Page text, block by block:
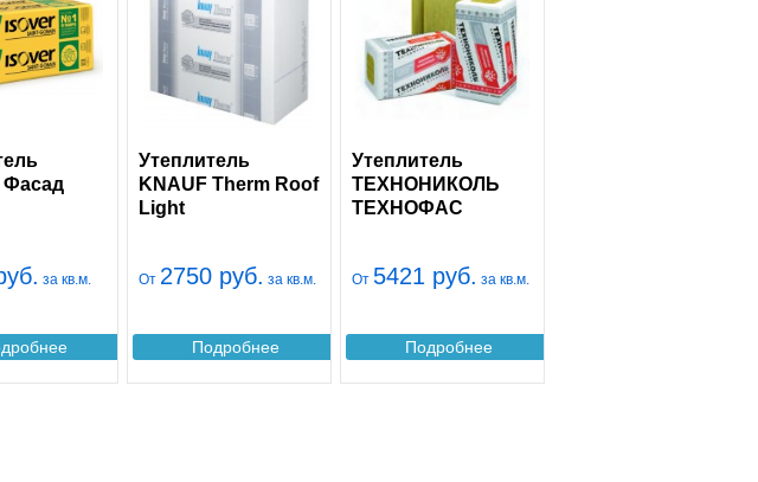
Фасад
за кв.м.
Утеплитель
KNAUF Therm Roof
Light
От 2750 руб. за кв.м.
Подробнее
Утеплитель
ТЕХНОНИКОЛЬ
ТЕХНОФАС
От 5421 руб. за кв.м.
Подробнее